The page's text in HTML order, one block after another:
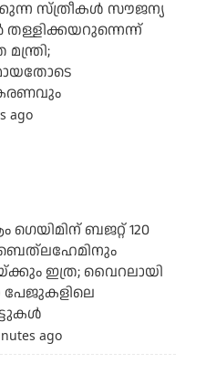
സ്ത്രീകള്‍ സൗജന്യ
ago
ബജറ്റ് 120
ബെത്‌ലഹേമിനും
ഇത്ര; വൈറലായി
പേജുകളിലെ
ago